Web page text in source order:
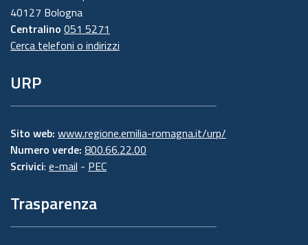
40127 Bologna
Centralino 051 5271
Cerca telefoni o indirizzi
URP
Sito web: www.regione.emilia-romagna.it/urp/
Numero verde: 800.66.22.00
Scrivici: e-mail - PEC
Trasparenza